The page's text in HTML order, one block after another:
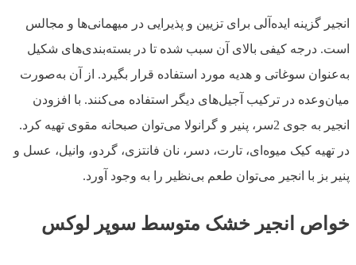
انجیر گزینه ایده‌آلی برای تزیین و پذیرایی در میهمانی‌ها و مجالس
است. درجه کیفی بالای آن سبب شده تا در بسته‌بندی‌های شکیل
به‌عنوان سوغاتی و هدیه مورد استفاده قرار بگیرد. از آن به‌صورت
میان‌وعده در ترکیب آجیل‌های دیگر استفاده می‌کنند. با افزودن
انجیر به جوی 2سر، پنیر و گرانولا می‌توان صبحانه مقوی تهیه کرد.
در تهیه کیک میوه‌ای، تارت، دسر، نان فانتزی، گردو، وانیل، عسل و
پنیر بز با انجیر می‌‌توان طعم بی‌نظیر را به وجود آورد.
خواص انجیر خشک متوسط سوپر لوکس